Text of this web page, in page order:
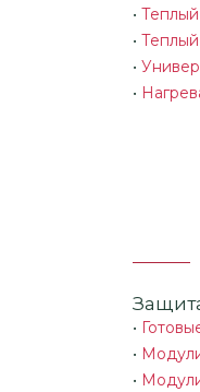
•
•
•
•
•
•
•